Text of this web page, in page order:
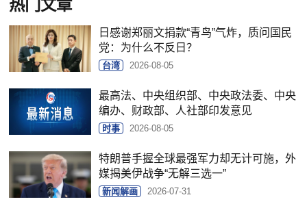
热门文章
日感谢郑丽文捐款“青鸟”气炸，质问国民
党：为什么不反日？
台湾 2026-08-05
最高法、中央组织部、中央政法委、中央
编办、财政部、人社部印发意见
时事 2026-08-05
特朗普手握全球最强军力却无计可施，外
媒揭美伊战争“无解三选一”
新闻解画 2026-07-31